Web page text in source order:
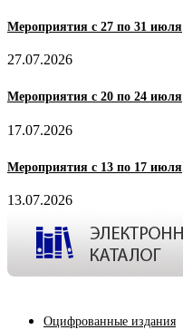
Мероприятия с 27 по 31 июля
27.07.2026
Мероприятия с 20 по 24 июля
17.07.2026
Мероприятия с 13 по 17 июля
13.07.2026
Оцифрованные издания